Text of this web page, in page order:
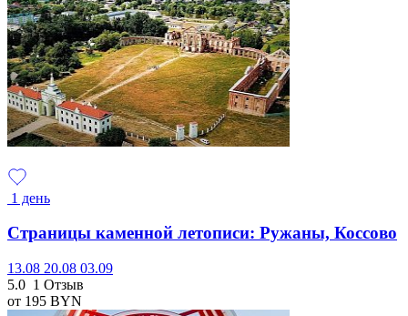
1 день
Страницы каменной летописи: Ружаны, Коссово
13.08 20.08 03.09
5.0 1 Отзыв
от 195 BYN